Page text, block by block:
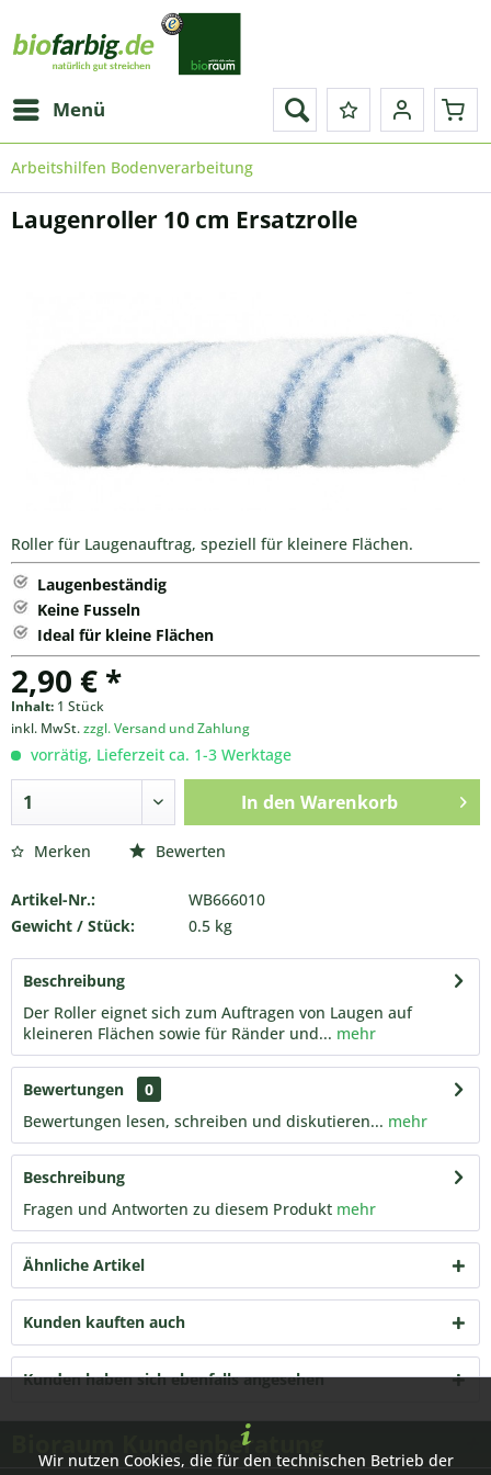
Menü
Arbeitshilfen Bodenverarbeitung
Laugenroller 10 cm Ersatzrolle
Roller für Laugenauftrag, speziell für kleinere Flächen.
Laugenbeständig
Keine Fusseln
Ideal für kleine Flächen
2,90 € *
Inhalt: 1 Stück
inkl. MwSt.zzgl. Versand und Zahlung
vorrätig, Lieferzeit ca. 1-3 Werktage
In den Warenkorb
Merken Bewerten
Artikel-Nr.:
WB666010
Gewicht / Stück:
0.5 kg
Beschreibung
Der Roller eignet sich zum Auftragen von Laugen auf
kleineren Flächen sowie für Ränder und... mehr
Bewertungen
0
Bewertungen lesen, schreiben und diskutieren... mehr
Beschreibung
Fragen und Antworten zu diesem Produkt mehr
Ähnliche Artikel
Kunden kauften auch
Kunden haben sich ebenfalls angesehen
Bioraum Kundenberatung
Wir nutzen Cookies, die für den technischen Betrieb der